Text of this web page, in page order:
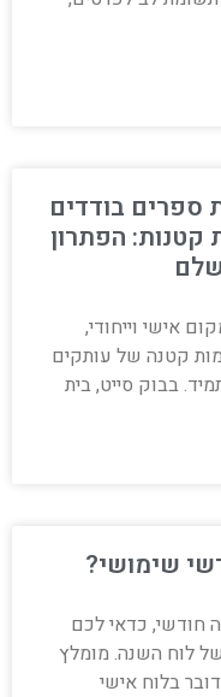
בודדים
קטנות: הפתרון
אישי וייחודי,
קטנה של עותקים
בבוק סייט, בית
שימושי?
כדאי לכם
לוח השנה. מומלץ
בלוח אישי